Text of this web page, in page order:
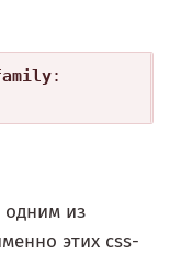
:
одним из
этих css-